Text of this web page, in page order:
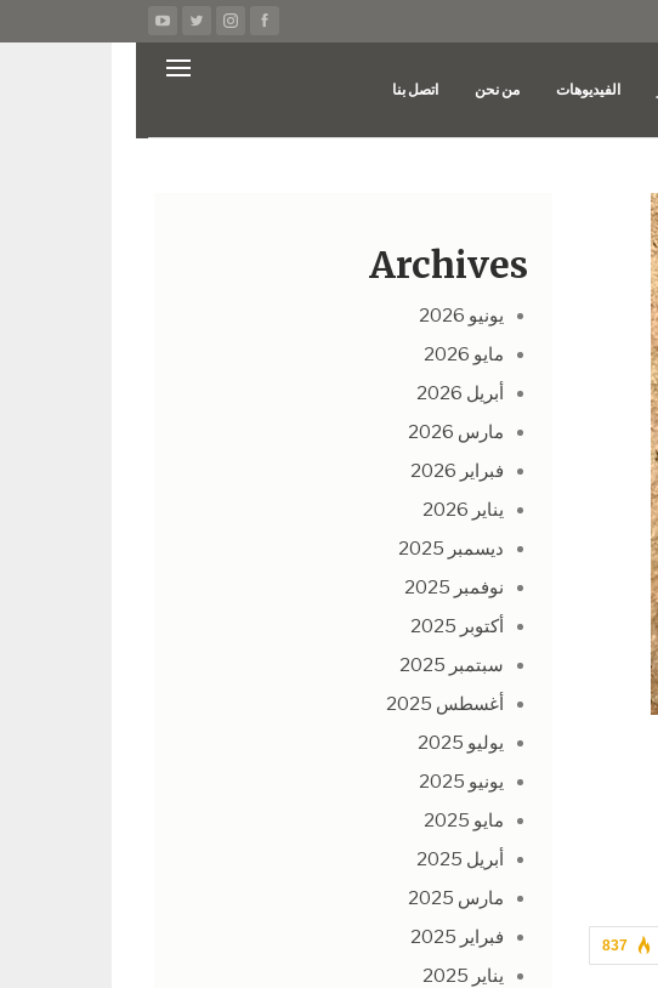
الفيديوهات من نحن اتصل بنا
837
Archives
يونيو 2026
مايو 2026
أبريل 2026
مارس 2026
فبراير 2026
يناير 2026
ديسمبر 2025
نوفمبر 2025
أكتوبر 2025
سبتمبر 2025
أغسطس 2025
يوليو 2025
يونيو 2025
مايو 2025
أبريل 2025
مارس 2025
فبراير 2025
يناير 2025